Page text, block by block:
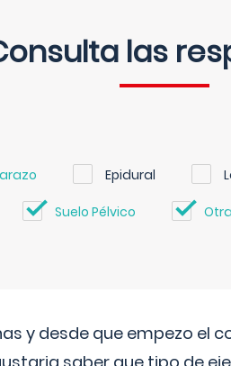
las
Epidural
Suelo Pélvico
y desde que empezo el